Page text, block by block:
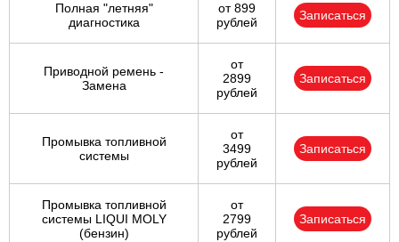
Полная "летняя"
диагностика
от 899
рублей
Записаться
Приводной ремень -
Замена
от
2899
рублей
Записаться
Промывка топливной
системы
от
3499
рублей
Записаться
Промывка топливной
системы LIQUI MOLY
(бензин)
от
2799
рублей
Записаться